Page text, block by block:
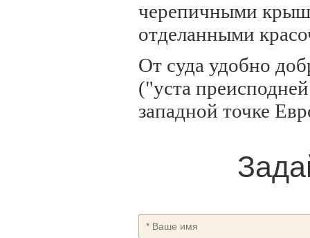
черепичными
отделанными
От суда удобно
("уста
западной точке